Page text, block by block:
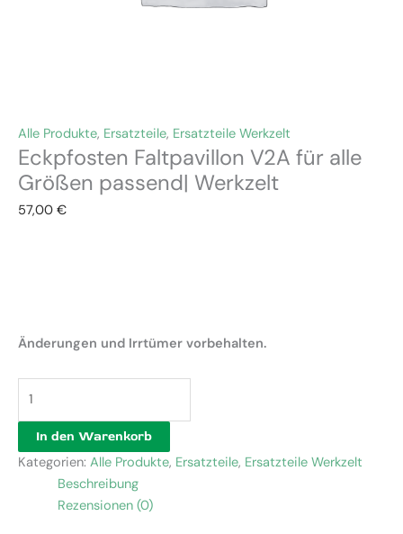
Alle Produkte, Ersatzteile, Ersatzteile Werkzelt
Eckpfosten Faltpavillon V2A für alle
Größen passend| Werkzelt
57,00 €
Änderungen und Irrtümer vorbehalten.
In den Warenkorb
Kategorien: Alle Produkte, Ersatzteile, Ersatzteile Werkzelt
Beschreibung
Rezensionen (0)